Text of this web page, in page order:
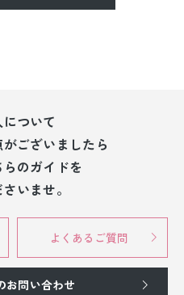
ついて
がございましたら
のガイドを
いませ。
よくあるご質問
お問い合わせ